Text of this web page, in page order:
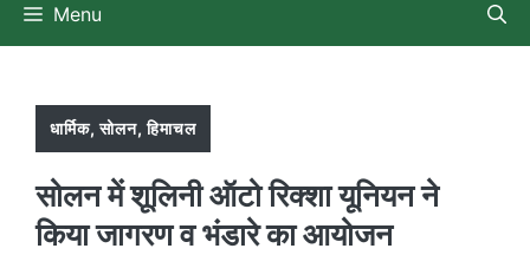
Menu
धार्मिक,सोलन,हिमाचल
सोलन में शूलिनी ऑटो रिक्शा यूनियन ने
किया जागरण व भंडारे का आयोजन